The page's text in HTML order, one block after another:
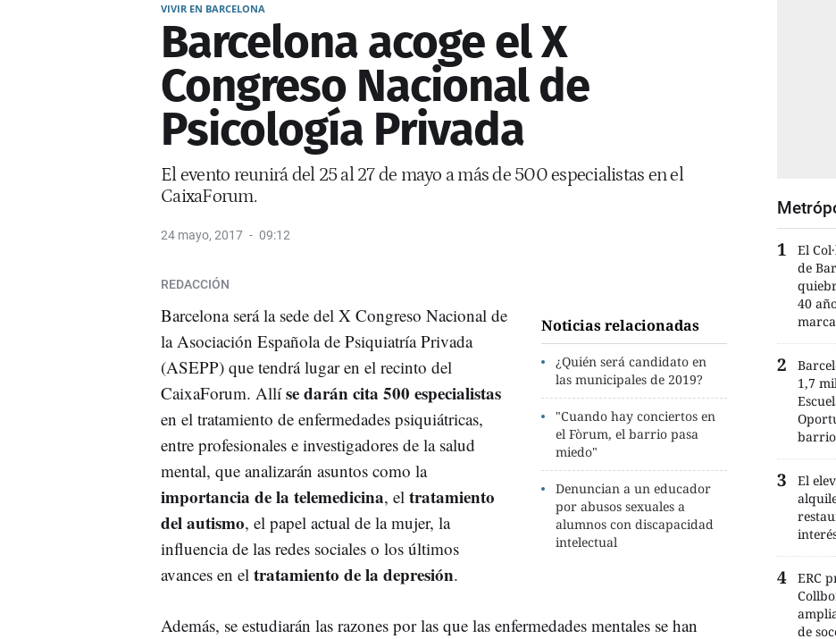
VIVIR EN BARCELONA
Barcelona acoge el X
Congreso Nacional de
Psicología Privada
El evento reunirá del 25 al 27 de mayo a más de 500 especialistas en el
CaixaForum.
24 mayo, 2017 09:12
REDACCIÓN
Noticias relacionadas
¿Quién será candidato en
las municipales de 2019?
"Cuando hay conciertos en
el Fòrum, el barrio pasa
miedo"
Denuncian a un educador
por abusos sexuales a
alumnos con discapacidad
intelectual
Barcelona será la sede del X Congreso Nacional de
la Asociación Española de Psiquiatría Privada
(ASEPP) que tendrá lugar en el recinto del
CaixaForum. Allíse darán cita 500 especialistas
en el tratamiento de enfermedades psiquiátricas,
entre profesionales e investigadores de la salud
mental, que analizarán asuntos como la
importancia de la telemedicina, el tratamiento
del autismo, el papel actual de la mujer, la
influencia de las redes sociales o los últimos
avances en el tratamiento de la depresión.
Además, se estudiarán las razones por las que las enfermedades mentales se han
El
de
40
1,7
El
ERC
de